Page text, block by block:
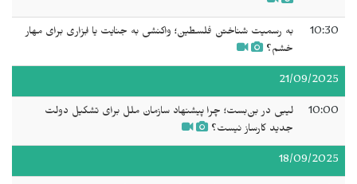
10:30
به رسمیت شناختن فلسطین؛ واکنشی به جنایت یا ابزاری برای مهار
خشم؟
21/09/2025
10:00
لیبی در بن‌بست؛ چرا پیشنهاد سازمان ملل برای تشکیل دولت
جدید کارساز نیست؟
18/09/2025